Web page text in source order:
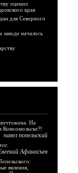
оценил
края
для Северного
началось
На
Комсомольске?!
павел попельский
Афанасьев
явления,